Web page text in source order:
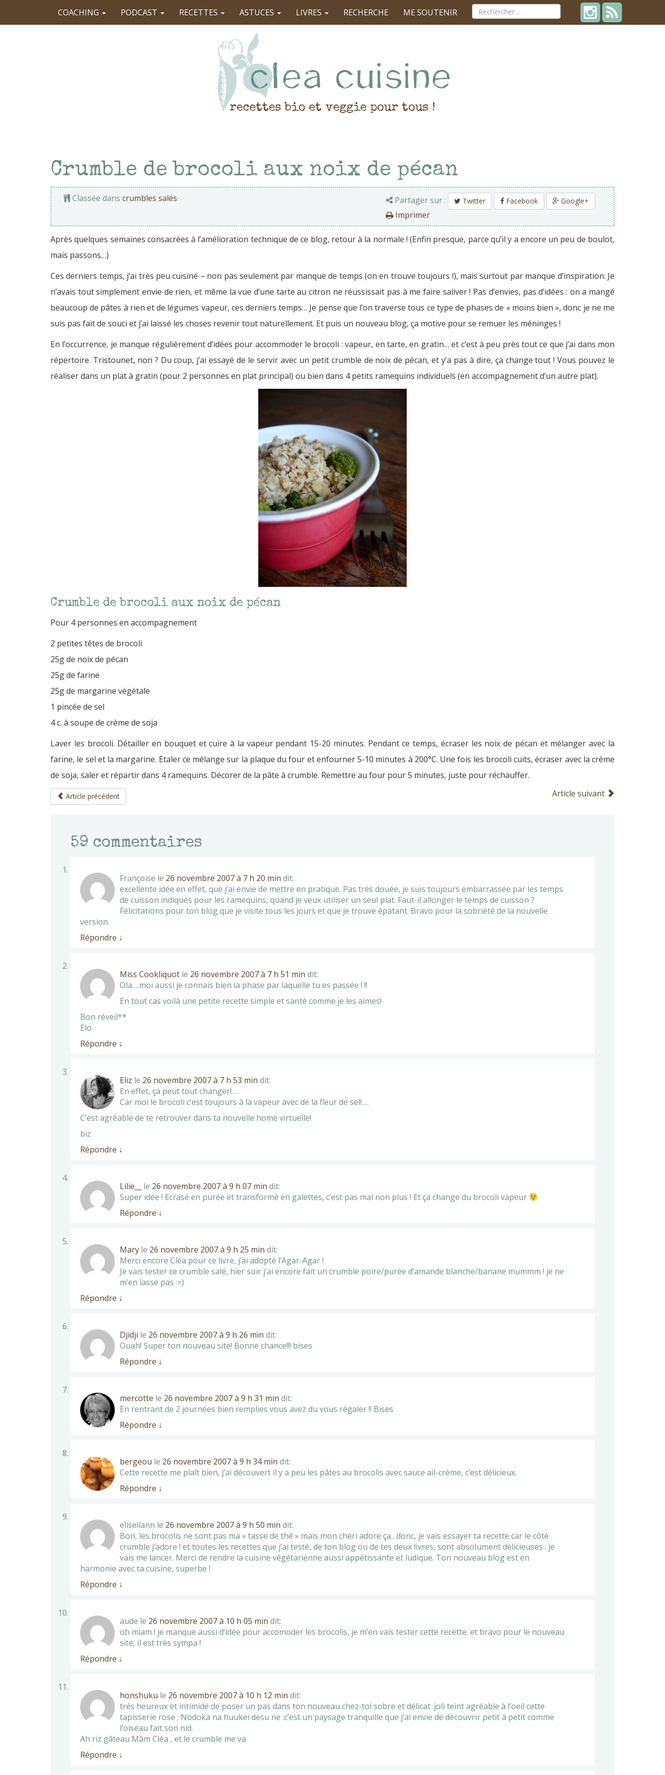
COACHING PODCAST RECETTES ASTUCES LIVRES RECHERCHE ME SOUTENIR
recettes bio et veggie pour tous !
Crumble de brocoli aux noix de pécan
Classée dans crumbles salés Partager sur : Twitter Facebook Google+
Imprimer
Après quelques semaines consacrées à l’amélioration technique de ce blog, retour à la normale ! (Enfin presque, parce qu’il y a encore un peu de boulot,
mais passons…)
Ces derniers temps, j’ai très peu cuisiné – non pas seulement par manque de temps (on en trouve toujours !), mais surtout par manque d’inspiration. Je
n’avais tout simplement envie de rien, et même la vue d’une tarte au citron ne réussissait pas à me faire saliver ! Pas d’envies, pas d’idées : on a mangé
beaucoup de pâtes à rien et de légumes vapeur, ces derniers temps… Je pense que l’on traverse tous ce type de phases de « moins bien », donc je ne me
suis pas fait de souci et j’ai laissé les choses revenir tout naturellement. Et puis un nouveau blog, ça motive pour se remuer les méninges !
En l’occurrence, je manque régulièrement d’idées pour accommoder le brocoli : vapeur, en tarte, en gratin… et c’est à peu près tout ce que j’ai dans mon
répertoire. Tristounet, non ? Du coup, j’ai essayé de le servir avec un petit crumble de noix de pécan, et y’a pas à dire, ça change tout ! Vous pouvez le
réaliser dans un plat à gratin (pour 2 personnes en plat principal) ou bien dans 4 petits ramequins individuels (en accompagnement d’un autre plat).
Crumble de brocoli aux noix de pécan
Pour 4 personnes en accompagnement
2 petites têtes de brocoli
25g de noix de pécan
25g de farine
25g de margarine végétale
1 pincée de sel
4 c. à soupe de crème de soja
Laver les brocoli. Détailler en bouquet et cuire à la vapeur pendant 15-20 minutes. Pendant ce temps, écraser les noix de pécan et mélanger avec la
farine, le sel et la margarine. Etaler ce mélange sur la plaque du four et enfourner 5-10 minutes à 200°C. Une fois les brocoli cuits, écraser avec la crème
de soja, saler et répartir dans 4 ramequins. Décorer de la pâte à crumble. Remettre au four pour 5 minutes, juste pour réchauffer.
Article précédent Article suivant
59 commentaires
Françoise le 26 novembre 2007 à 7 h 20 min dit:
excellente idée en effet, que j’ai envie de mettre en pratique. Pas très douée, je suis toujours embarrassée par les temps
de cuisson indiqués pour les ramequins, quand je veux utiliser un seul plat. Faut-il allonger le temps de cuisson ?
Félicitations pour ton blog que je visite tous les jours et que je trouve épatant. Bravo pour la sobriété de la nouvelle
version.
Répondre ↓
Miss Cookliquot le 26 novembre 2007 à 7 h 51 min dit:
Ola….moi aussi je connais bien la phase par laquelle tu es passée ! !!
En tout cas voilà une petite recette simple et santé comme je les aimes!
Bon réveil**
Elo
Répondre ↓
Eliz le 26 novembre 2007 à 7 h 53 min dit:
En effet, ça peut tout changer!….
Car moi le brocoli c’est toujours à la vapeur avec de la fleur de sel!….
C’est agréable de te retrouver dans ta nouvelle home virtuelle!
biz
Répondre ↓
Lilie__ le 26 novembre 2007 à 9 h 07 min dit:
Super idée ! Ecrasé en purée et transformé en galettes, c’est pas mal non plus ! Et ça change du brocoli vapeur
Répondre ↓
Mary le 26 novembre 2007 à 9 h 25 min dit:
Merci encore Cléa pour ce livre, j’ai adopté l’Agar-Agar !
Je vais tester ce crumble salé, hier soir j’ai encore fait un crumble poire/purée d’amande blanche/banane mummm ! je ne
m’en lasse pas :=)
Répondre ↓
Djidji le 26 novembre 2007 à 9 h 26 min dit:
Ouah! Super ton nouveau site! Bonne chance!!! bises
Répondre ↓
mercotte le 26 novembre 2007 à 9 h 31 min dit:
En rentrant de 2 journées bien remplies vous avez du vous régaler !! Bises
Répondre ↓
bergeou le 26 novembre 2007 à 9 h 34 min dit:
Cette recette me plaît bien, j’ai découvert il y a peu les pâtes au brocolis avec sauce ail-crème, c’est délicieux.
Répondre ↓
eliseilann le 26 novembre 2007 à 9 h 50 min dit:
Bon, les brocolis ne sont pas ma « tasse de thé » mais mon chéri adore ça…donc, je vais essayer ta recette car le côté
crumble j’adore ! et toutes les recettes que j’ai testé, de ton blog ou de tes deux livres, sont absolument délicieuses : je
vais me lancer. Merci de rendre la cuisine végétarienne aussi appétissante et ludique. Ton nouveau blog est en
harmonie avec ta cuisine, superbe !
Répondre ↓
aude le 26 novembre 2007 à 10 h 05 min dit:
oh miam ! je manque aussi d’idée pour accomoder les brocolis, je m’en vais tester cette recette. et bravo pour le nouveau
site, il est très sympa !
Répondre ↓
honshuku le 26 novembre 2007 à 10 h 12 min dit:
trés heureux et intimidé de poser un pas dans ton nouveau chez-toi sobre et délicat :joli teint agréable à l’oeil cette
tapisserie rose ; Nodoka na huukei desu ne :c’est un paysage tranquille que j’ai envie de découvrir petit à petit comme
l’oiseau fait son nid.
Ah riz gâteau Mâm Cléa , et le crumble me va
Répondre ↓